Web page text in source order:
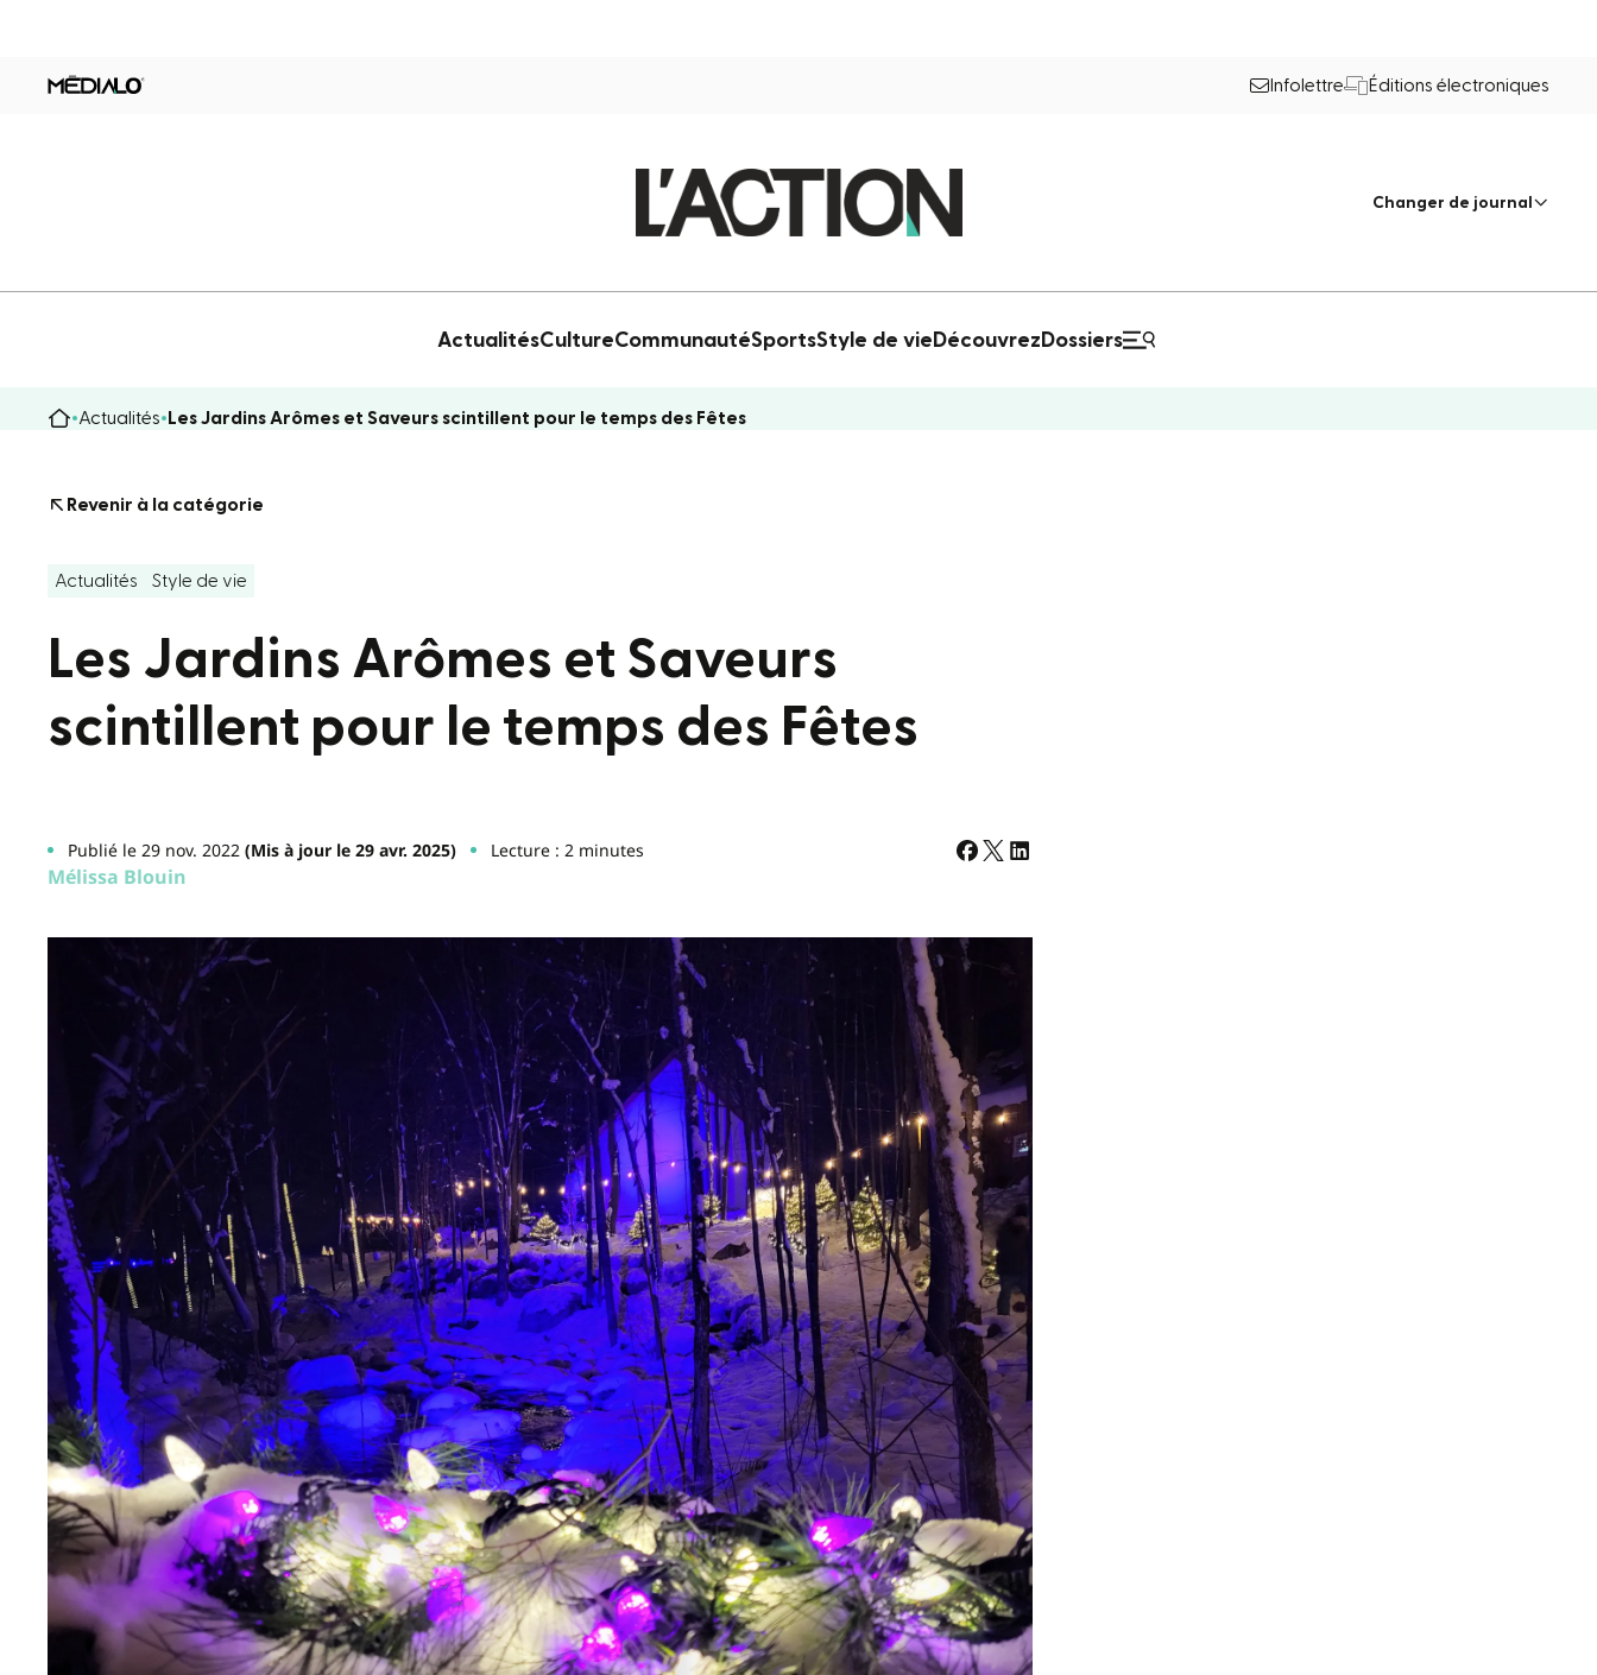
Infolettre Éditions électroniques
Changer de journal
ActualitésCultureCommunautéSportsStyle de vie Découvrez Dossiers
Actualités Les Jardins Arômes et Saveurs scintillent pour le temps des Fêtes
Revenir à la catégorie
Actualités Style de vie
Les Jardins Arômes et Saveurs
scintillent pour le temps des Fêtes
Publié le 29 nov. 2022 (Mis à jour le 29 avr. 2025) Lecture : 2 minutes
Mélissa Blouin